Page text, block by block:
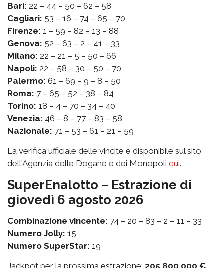
Bari: 22 – 44 – 50 – 62 – 58
Cagliari: 53 – 16 – 74 – 65 – 70
Firenze: 1 – 59 – 82 – 13 – 88
Genova: 52 – 63 – 2 – 41 – 33
Milano: 22 – 21 – 5 – 50 – 66
Napoli: 22 – 58 – 30 – 50 – 70
Palermo: 61 – 69 – 9 – 8 – 50
Roma: 7 – 65 – 52 – 38 – 84
Torino: 18 – 4 – 70 – 34 – 40
Venezia: 46 – 8 – 77 – 83 – 58
Nazionale: 71 – 53 – 61 – 21 – 59
La verifica ufficiale delle vincite è disponibile sul sito
dell'Agenzia delle Dogane e dei Monopoli qui.
SuperEnalotto – Estrazione di
giovedì 6 agosto 2026
Combinazione vincente: 74 – 20 – 83 – 2 – 11 – 33
Numero Jolly: 15
Numero SuperStar: 19